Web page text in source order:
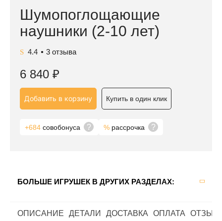
4.4 ● 3 отзыва
Шумопоглощающие
наушники (2-10 лет)
6 840 ₽
Добавить в корзину Купить в один клик
+684 совобонуса ? % рассрочка ?
БОЛЬШЕ ИГРУШЕК В ДРУГИХ РАЗДЕЛАХ:
ОПИСАНИЕ ДЕТАЛИ ДОСТАВКА ОПЛАТА